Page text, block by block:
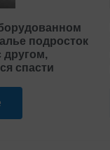
подросток
другом,
спасти